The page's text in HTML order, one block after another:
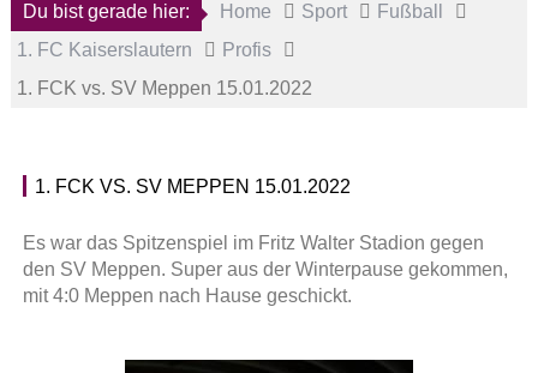
Du bist gerade hier: Home Sport
Fußball
1. FC Kaiserslautern
Profis
1. FCK vs. SV Meppen 15.01.2022
Januar
a
d
P
o
f
i
1. FCK VS. SV MEPPEN 15.01.2022
Es war das Spitzenspiel im Fritz Walter Stadion gegen
den SV Meppen. Super aus der Winterpause gekommen,
mit 4:0 Meppen nach Hause geschickt.